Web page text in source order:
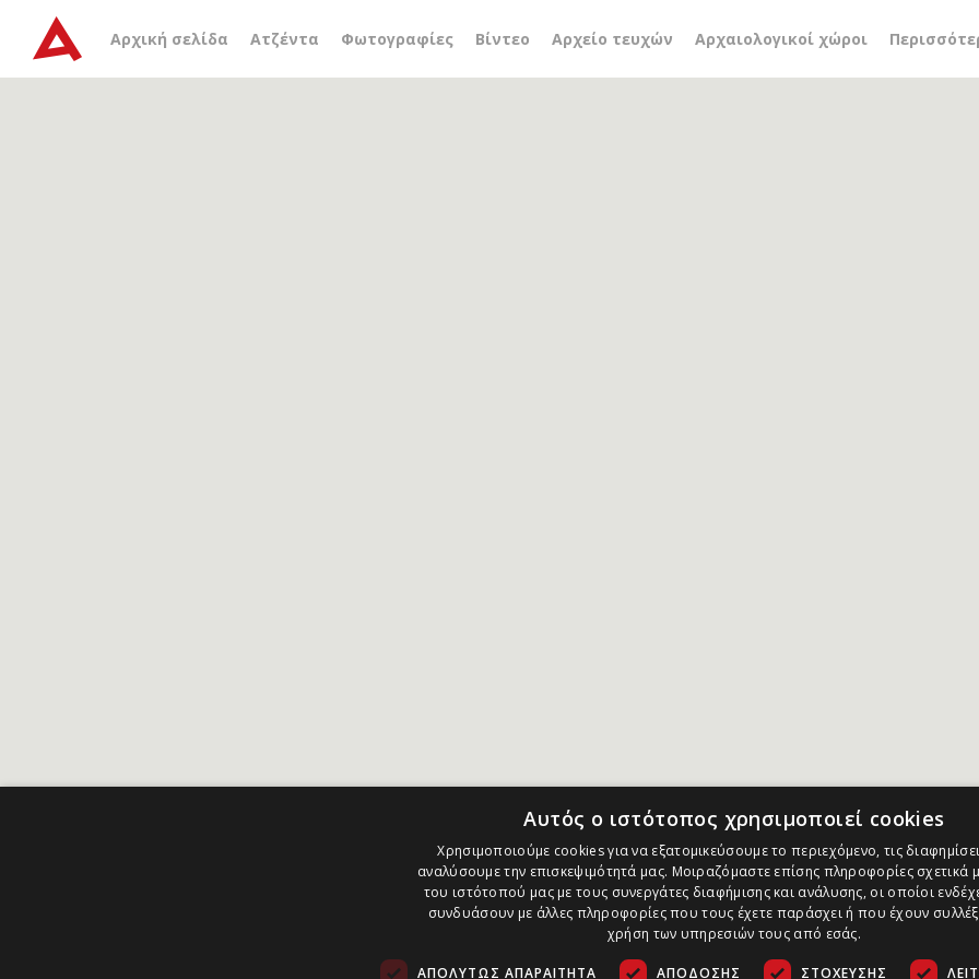
Αρχική σελίδα Ατζέντα Φωτογραφίες Βίντεο Αρχείο τευχών Αρχαιολογικοί χώροι
Αρχείο ετικέτας HALLIBARTON
Αυτός ο ιστότοπος χρησιμοποιεί cookies
Χρησιμοποιούμε cookies για να εξατομικεύσουμε το περιεχόμενο, τις
αναλύσουμε την επισκεψιμότητά μας. Μοιραζόμαστε επίσης πληροφορίες σχετικά
του ιστότοπού μας με τους συνεργάτες διαφήμισης και ανάλυσης, οι οποίοι
συνδυάσουν με άλλες πληροφορίες που τους έχετε παράσχει ή που έχουν
χρήση των υπηρεσιών τους από εσάς.
ΑΠΟΛΎΤΩΣ ΑΠΑΡΑΊΤΗΤΑ ΑΠΌΔΟΣΗΣ ΣΤΌΧΕΥΣΗΣ